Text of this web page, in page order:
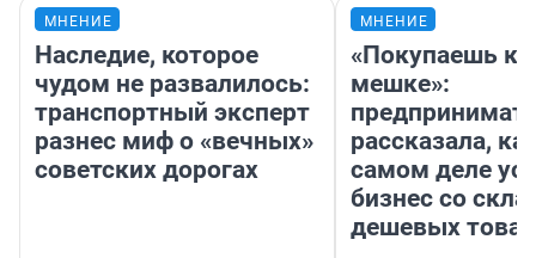
МНЕНИЕ
Наследие, которое
чудом не развалилось:
транспортный эксперт
разнес миф о «вечных»
советских дорогах
МНЕНИЕ
«Покупаешь
мешке»:
рассказала,
самом деле
бизнес со
дешевых